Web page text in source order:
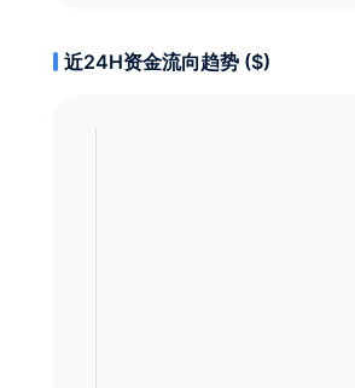
近24H资金流向趋势 ($)